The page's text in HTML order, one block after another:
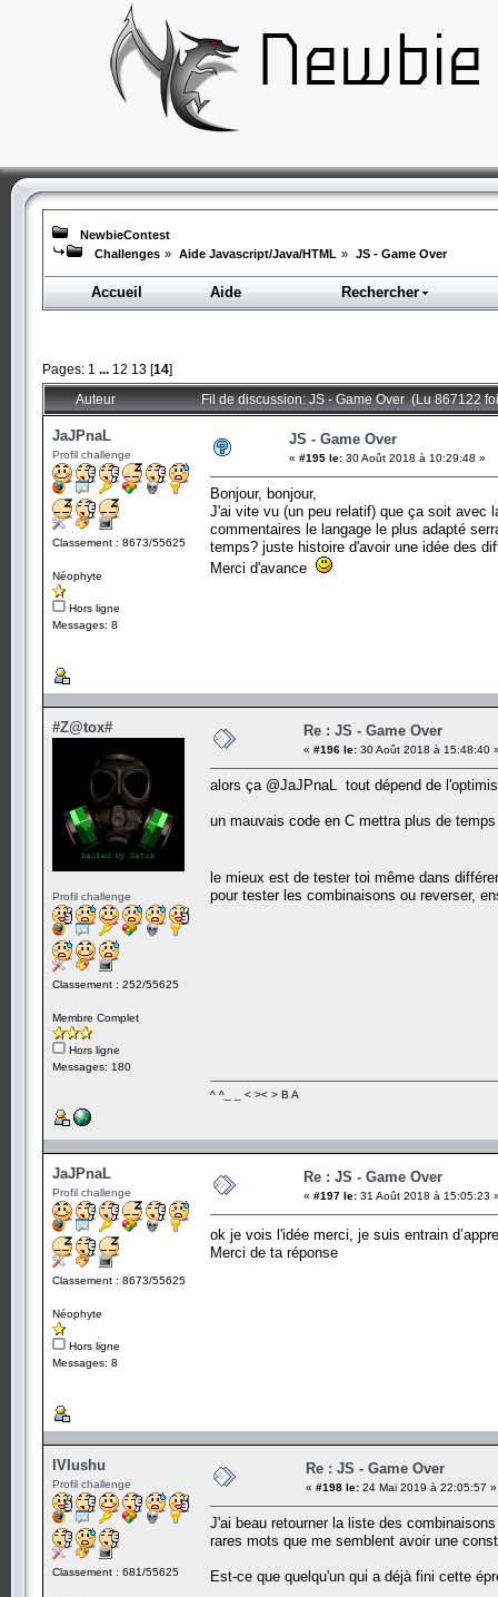
NewbieContest
Challenges » Aide Javascript/Java/HTML » JS - Game Over
Accueil Aide Rechercher
Pages: 1 ... 12 13 [14]
Auteur Fil de discussion: JS - Game Over (Lu 867122
JaJPnaL
Profil challenge
Classement : 8673/55625
Néophyte
Hors ligne
Messages: 8
JS - Game Over
« #195 le: 30 Août 2018 à 10:29:48 »
Bonjour, bonjour,
J'ai vite vu (un peu relatif) que ça soit avec
commentaires le langage le plus adapté
temps? juste histoire d'avoir une idée des
Merci d'avance
#Z@tox#
Profil challenge
Classement : 252/55625
Membre Complet
Hors ligne
Messages: 180
Re : JS - Game Over
« #196 le: 30 Août 2018 à 15:48:40
alors ça @JaJPnaL tout dépend de
un mauvais code en C mettra plus de
le mieux est de tester toi même dans
pour tester les combinaisons ou reverser,
^ ^_ _ < >< > B A
JaJPnaL
Profil challenge
Classement : 8673/55625
Néophyte
Hors ligne
Messages: 8
Re : JS - Game Over
« #197 le: 31 Août 2018 à 15:05:23
ok je vois l'idée merci, je suis entrain
Merci de ta réponse
IVIushu
Profil challenge
Classement : 681/55625
Re : JS - Game Over
« #198 le: 24 Mai 2019 à 22:05:57 »
J'ai beau retourner la liste des
rares mots que me semblent avoir une
Est-ce que quelqu'un qui a déjà fini cette